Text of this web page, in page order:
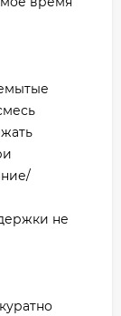
не